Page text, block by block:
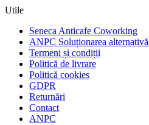
Utile
Seneca Anticafe Coworking
ANPC Soluționarea
Termeni și condiții
Politică de livrare
Politică cookies
GDPR
Returnări
Contact
ANPC